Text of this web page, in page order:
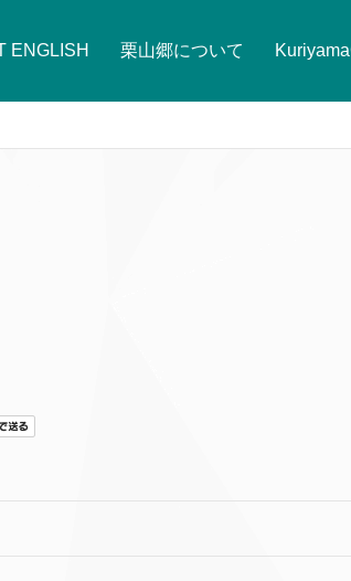
ENGLISH 栗山郷について